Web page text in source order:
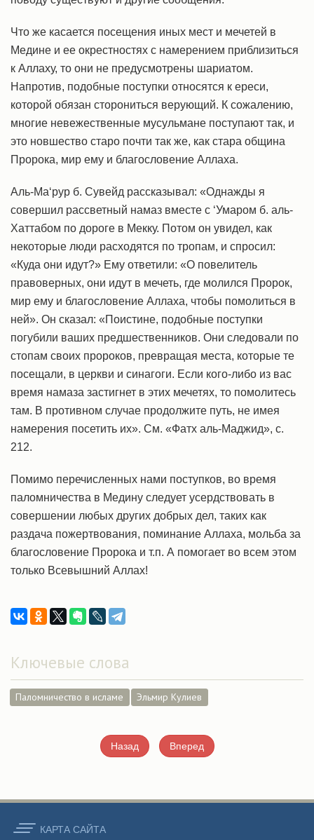
Что же касается посещения иных мест и мечетей в
Медине и ее окрестностях с намерением приблизиться
к Аллаху, то они не предусмотрены шариатом.
Напротив, подобные поступки относятся к ереси,
которой обязан сторониться верующий. К сожалению,
многие невежественные мусульмане поступают так, и
это новшество старо почти так же, как стара община
Пророка, мир ему и благословение Аллаха.
Аль-Ма‘рур б. Сувейд рассказывал: «Однажды я
совершил рассветный намаз вместе с ‘Умаром б. аль-
Хаттабом по дороге в Мекку. Потом он увидел, как
некоторые люди расходятся по тропам, и спросил:
«Куда они идут?» Ему ответили: «О повелитель
правоверных, они идут в мечеть, где молился Пророк,
мир ему и благословение Аллаха, чтобы помолиться в
ней». Он сказал: «Поистине, подобные поступки
погубили ваших предшественников. Они следовали по
стопам своих пророков, превращая места, которые те
посещали, в церкви и синагоги. Если кого-либо из вас
время намаза застигнет в этих мечетях, то помолитесь
там. В противном случае продолжите путь, не имея
намерения посетить их». См. «Фатх аль-Маджид», с.
212.
Помимо перечисленных нами поступков, во время
паломничества в Медину следует усердствовать в
совершении любых других добрых дел, таких как
раздача пожертвования, поминание Аллаха, мольба за
благословение Пророка и т.п. А помогает во всем этом
только Всевышний Аллах!
Ключевые слова
Паломничество в исламе Эльмир Кулиев
Назад Вперед
КАРТА CАЙТА